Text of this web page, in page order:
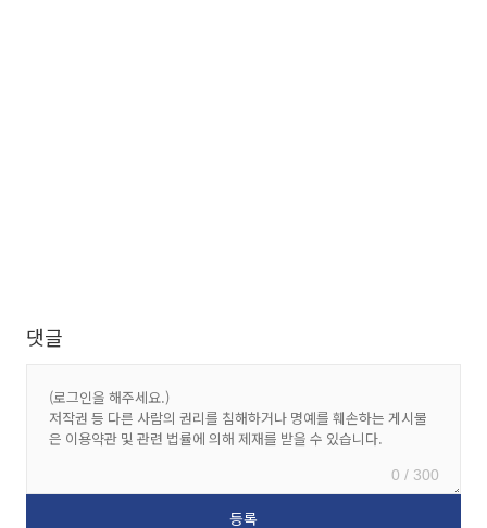
댓글
0 / 300